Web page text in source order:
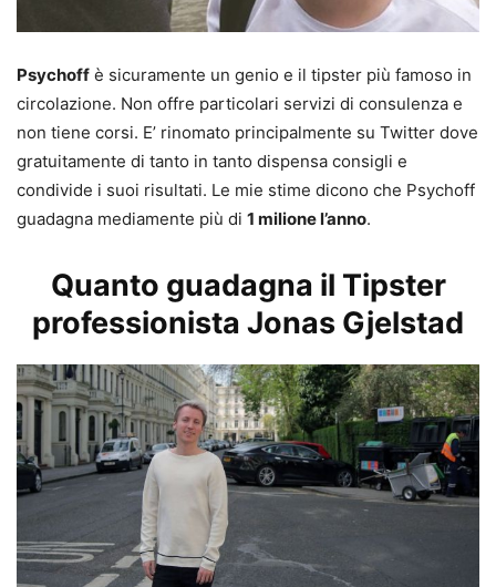
Psychoff è sicuramente un genio e il tipster più famoso in
circolazione. Non offre particolari servizi di consulenza e
non tiene corsi. E’ rinomato principalmente su Twitter dove
gratuitamente di tanto in tanto dispensa consigli e
condivide i suoi risultati. Le mie stime dicono che Psychoff
guadagna mediamente più di 1 milione l’anno.
Quanto guadagna il Tipster
professionista Jonas Gjelstad